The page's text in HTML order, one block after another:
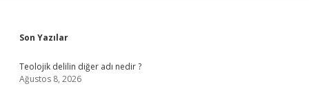
Sidebar
Son Yazılar
Teolojik delilin diğer adı nedir ?
Ağustos 8, 2026